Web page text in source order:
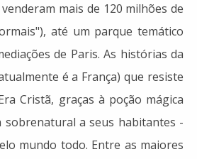
mais de 120 milhões de
até um parque temático
de Paris. As histórias da
é a França) que resiste
Cristã, graças à poção mágica
sobrenatural a seus habitantes -
mundo todo. Entre as maiores